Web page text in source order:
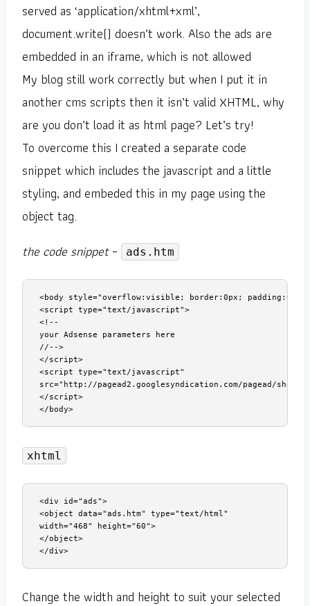
served as ‘application/xhtml+xml’,
document.write() doesn’t work. Also the ads are
embedded in an iframe, which is not allowed
My blog still work correctly but when I put it in
another cms scripts then it isn’t valid XHTML, why
are you don’t load it as html page? Let’s try!
To overcome this I created a separate code
snippet which includes the javascript and a little
styling, and embeded this in my page using the
object tag.
the code snippet– ads.htm
<body style="overflow:visible; border:0px; padding:0;
<script type="text/javascript">
<!--
your Adsense parameters here
//-->
</script>
<script type="text/javascript"
src="http://pagead2.googlesyndication.com/pagead/
</script>
</body>
xhtml
<div id="ads">
<object data="ads.htm" type="text/html"
width="468" height="60">
</object>
</div>
Change the width and height to suit your selected